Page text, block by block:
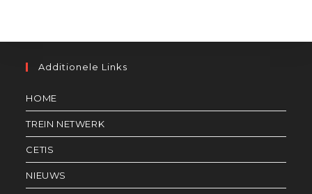
Additionele Links
HOME
TREIN NETWERK
CETIS
NIEUWS